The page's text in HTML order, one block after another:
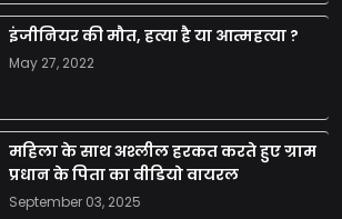
इंजीनियर की मौत, हत्या है या आत्महत्या ?
May 27, 2022
महिला के साथ अश्लील हरकत करते हुए ग्राम
प्रधान के पिता का वीडियो वायरल
September 03, 2025